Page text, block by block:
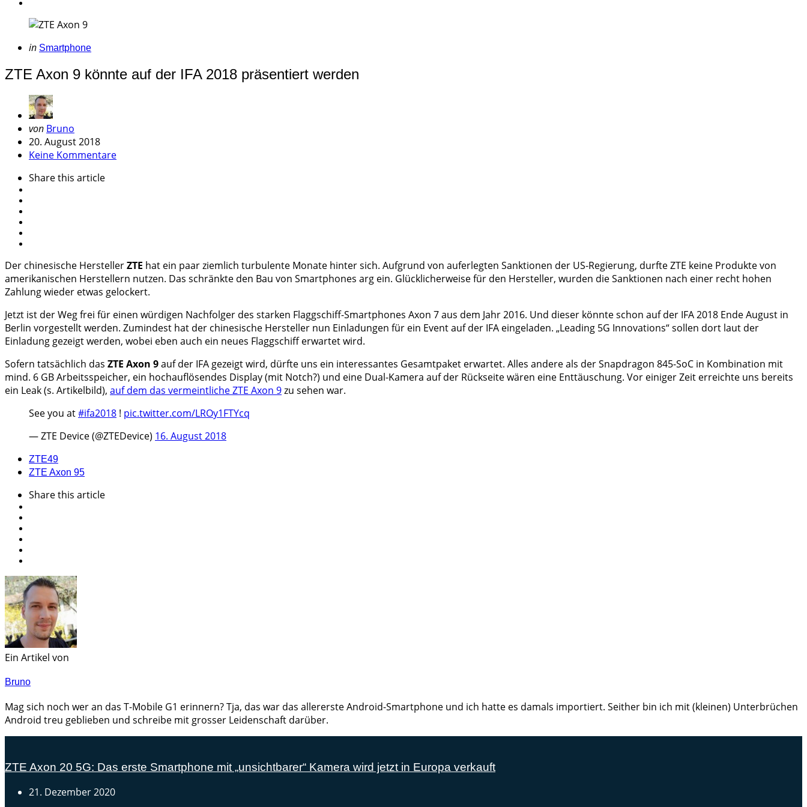
Categories
Posted
in Smartphone
ZTE Axon 9 könnte auf der IFA 2018 präsentiert werden
Geschrieben
von
von Bruno
20. August 2018
Keine Kommentare
Sharethis article
Der chinesische HerstellerZTE hat ein paar ziemlich turbulente Monate hinter sich. Aufgrund von auferlegten Sanktionen der US-Regierung, durfte ZTE keine Produkte von
amerikanischen Herstellern nutzen. Das schränkte den Bau von Smartphones arg ein. Glücklicherweise für den Hersteller, wurden die Sanktionen nach einer recht hohen
Zahlung wieder etwas gelockert.
Jetzt ist der Weg frei für einen würdigen Nachfolger des starken Flaggschiff-Smartphones Axon 7 aus dem Jahr 2016. Und dieser könnte schon auf der IFA 2018 Ende August in
Berlin vorgestellt werden. Zumindest hat der chinesische Hersteller nun Einladungen für ein Event auf der IFA eingeladen. „Leading 5G Innovations“ sollen dort laut der
Einladung gezeigt werden, wobei eben auch ein neues Flaggschiff erwartet wird.
Sofern tatsächlich das ZTE Axon 9auf der IFA gezeigt wird, dürfte uns ein interessantes Gesamtpaket erwartet. Alles andere als der Snapdragon 845-SoC in Kombination mit
mind. 6 GB Arbeitsspeicher, ein hochauflösendes Display (mit Notch?) und eine Dual-Kamera auf der Rückseite wären eine Enttäuschung. Vor einiger Zeit erreichte uns bereits
ein Leak (s. Artikelbild), auf dem das vermeintliche ZTE Axon 9zu sehen war.
See you at#ifa2018 ! pic.twitter.com/LROy1FTYcq
— ZTE Device (@ZTEDevice) 16. August 2018
ZTE49
ZTE Axon 95
Sharethis article
Ein Artikel von
Bruno
Mag sich noch wer an das T-Mobile G1 erinnern? Tja, das war das allererste Android-Smartphone und ich hatte es damals importiert. Seither bin ich mit (kleinen) Unterbrüchen
Android treu geblieben und schreibe mit grosser Leidenschaft darüber.
ZTE Axon 20 5G: Das erste Smartphone mit „unsichtbarer“ Kamera wird jetzt in Europa verkauft
21. Dezember 2020